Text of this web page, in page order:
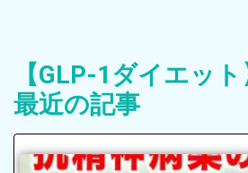
【GLP-1ダイエッ
最近の記事